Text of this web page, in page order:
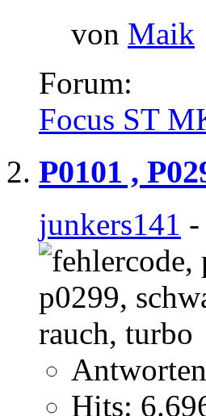
von Maik
Forum:
Focus ST
P0101 ,
junkers141
Hits: